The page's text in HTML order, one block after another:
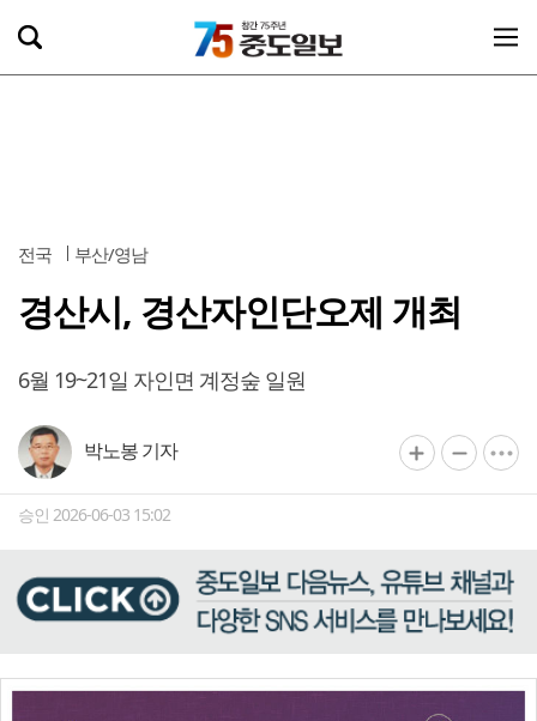
전국 부산/영남
경산시, 경산자인단오제 개최
6월 19~21일 자인면 계정숲 일원
박노봉 기자
승인 2026-06-03 15:02